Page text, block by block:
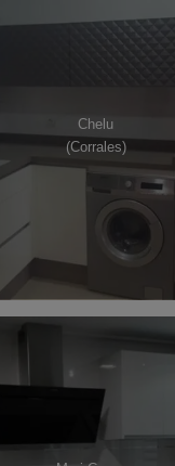
Chelu
(Corrales)